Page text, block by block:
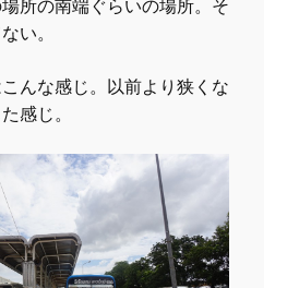
所の南端ぐらいの場所。そ
い。
んな感じ。以前より狭くな
感じ。